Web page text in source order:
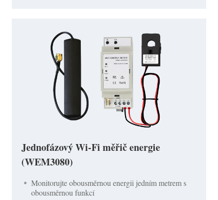
Jednofázový Wi-Fi měřič energie
(WEM3080)
Monitorujte obousměrnou energii jedním metrem s
obousměrnou funkcí